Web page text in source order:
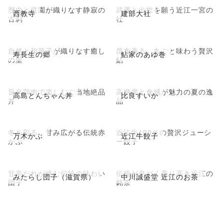
西教寺
歴史と庭園が織りなす静寂の
古刹
建部大社
武運と出世を願う近江一宮の
社
寿長生の郷
自然と和菓子が織りなす癒し
の里
鮎家のあゆ巻
昆布香る、丸ごと味わう贅沢
鮎
高島とんちゃん丼
旨辛鶏肉で楽しむご当地絶品
丼
比良すいか
高糖度と食感が魅力の夏の逸
品
万木かぶ
冬を彩る、甘み広がる伝統赤
かぶ
近江牛餃子
近江牛100％の贅沢ジューシ
ー餃子
みたらし団子（滋賀県）
甘辛だれが絡む伝統の味わい
団子
中川誠盛堂 近江のお茶
伝統が息づく香り高き近江の
銘茶